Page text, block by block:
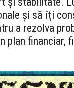
și să îți
a rezolva
financiar,